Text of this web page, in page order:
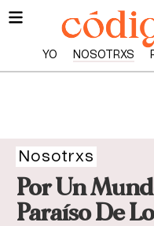
YO NOSOTRXS
Nosotrxs
Por Un
Paraíso De